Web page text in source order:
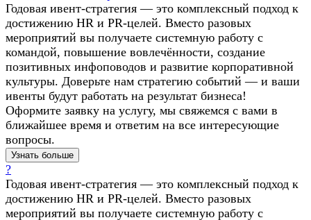
Годовая ивент-стратегия — это комплексный подход к
достижению HR и PR-целей. Вместо разовых
мероприятий вы получаете системную работу с
командой, повышение вовлечённости, создание
позитивных инфоповодов и развитие корпоративной
культуры. Доверьте нам стратегию событий — и ваши
ивенты будут работать на результат бизнеса!
Оформите заявку на услугу, мы свяжемся с вами в
ближайшее время и ответим на все интересующие
вопросы.
Узнать больше
?
Годовая ивент-стратегия — это комплексный подход к
достижению HR и PR-целей. Вместо разовых
мероприятий вы получаете системную работу с